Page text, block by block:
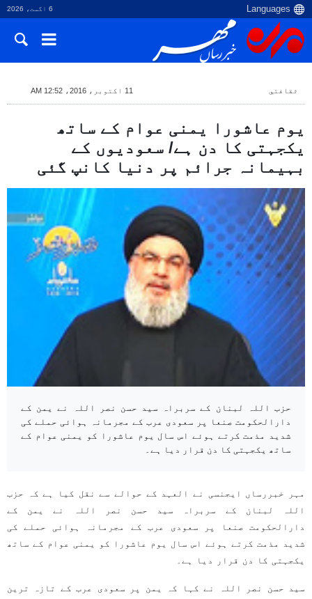
6 اگست، 2026
ثقافتي 11 اکتوبر، 2016، 12:52 AM
یوم عاشورا یمنی عوام کے ساتھ
یکجہتی کا دن ہے/ سعودیوں کے
بہیمانہ جرائم پر دنیا کانپ گئی
حزب اللہ لبنان کے سربراہ سید حسن نصر اللہ نے یمن کے
دارالحکومت صنعا پر سعودی عرب کے مجرمانہ ہوائی حملے کی
شدید مذمت کرتے ہوئے اس سال یوم عاشورا کو یمنی عوام کے
ساتھ یکجہتی کا دن قرار دیا ہے۔
مہر خبررساں ایجنسی نے العہد کے حوالے سے نقل کیا ہے کہ حزب
اللہ لبنان کے سربراہ سید حسن نصر اللہ نے یمن کے
دارالحکومت صنعا پر سعودی عرب کے مجرمانہ ہوائی حملے کی
شدید مذمت کرتے ہوئے اس سال یوم عاشورا کو یمنی عوام کے ساتھ
یکجہتی کا دن قرار دیا ہے۔
سید حسن نصر اللہ نے کہا کہ یمن پر سعودی عرب کے تازہ ترین